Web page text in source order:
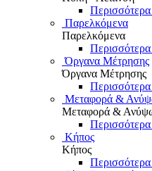
Παρελκόμενα
Παρελκόμενα
Όργανα Μέτρησης
Όργανα Μέτρησης
Μεταφορά &
Μεταφορά &
Κήπος
Κήπος